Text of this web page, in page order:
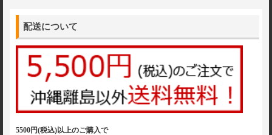
配送について
5500円(税込)以上のご購入で